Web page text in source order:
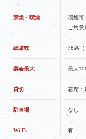
禁煙・喫煙
喫煙可
ご用意
総席数 78席（
宴会最大 最大
貸切 着席：
駐車場 なし
Wi-Fi 有